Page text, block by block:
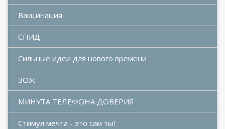
Вакцинация
СПИД
Сильные идеи для нового времени
ЗОЖ
МИНУТА ТЕЛЕФОНА ДОВЕРИЯ
Стимул мечта - это сам ты!